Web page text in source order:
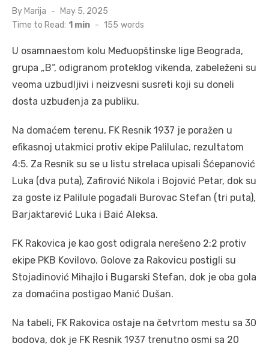
By Marija
Posted
on
May 5, 2025
Time to Read: 1 min - 155 words
U osamnaestom kolu Međuopštinske lige Beograda,
grupa „B“, odigranom proteklog vikenda, zabeleženi su
veoma uzbudljivi i neizvesni susreti koji su doneli
dosta uzbuđenja za publiku.
Na domaćem terenu, FK Resnik 1937 je poražen u
efikasnoj utakmici protiv ekipe Palilulac, rezultatom
4:5. Za Resnik su se u listu strelaca upisali Šćepanović
Luka (dva puta), Zafirović Nikola i Bojović Petar, dok su
za goste iz Palilule pogađali Burovac Stefan (tri puta),
Barjaktarević Luka i Baić Aleksa.
FK Rakovica je kao gost odigrala nerešeno 2:2 protiv
ekipe PKB Kovilovo. Golove za Rakovicu postigli su
Stojadinović Mihajlo i Bugarski Stefan, dok je oba gola
za domaćina postigao Manić Dušan.
Na tabeli, FK Rakovica ostaje na četvrtom mestu sa 30
bodova, dok je FK Resnik 1937 trenutno osmi sa 20